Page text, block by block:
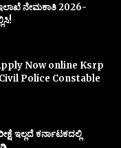
ನೇಮಕಾತಿ 2026-
Now online Ksrp
Police Constable
ಇಲ್ಲದೆ ಕರ್ನಾಟಕದಲ್ಲಿ